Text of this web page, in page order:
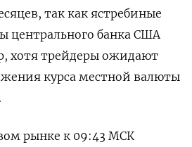
так как ястребиные
центрального банка США
хотя трейдеры ожидают
курса местной валюты
рынке к 09:43 МСК